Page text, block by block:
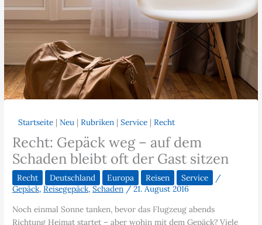
Startseite |Neu |Rubriken |Service |Recht
Recht: Gepäck weg – auf dem
Schaden bleibt oft der Gast sitzen
Recht Deutschland Europa Reisen Service
/
Gepäck,Reisegepäck,Schaden /21. August 2016
Noch einmal Sonne tanken, bevor das Flugzeug abends
Richtung Heimat startet – aber wohin mit dem Gepäck? Viele